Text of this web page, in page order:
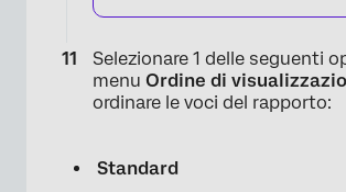
Selezionare 1 delle seguenti
menu Ordine di
ordinare le voci del rapporto:
Standard